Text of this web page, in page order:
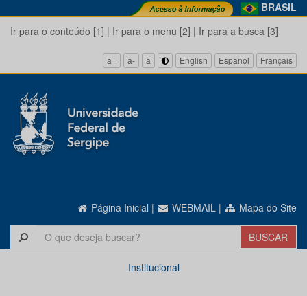
BRASIL
Ir para o conteúdo [1] | Ir para o menu [2] | Ir para a busca [3]
a+ a- a English Español Français
Página Inicial | WEBMAIL | Mapa do Site
Institucional